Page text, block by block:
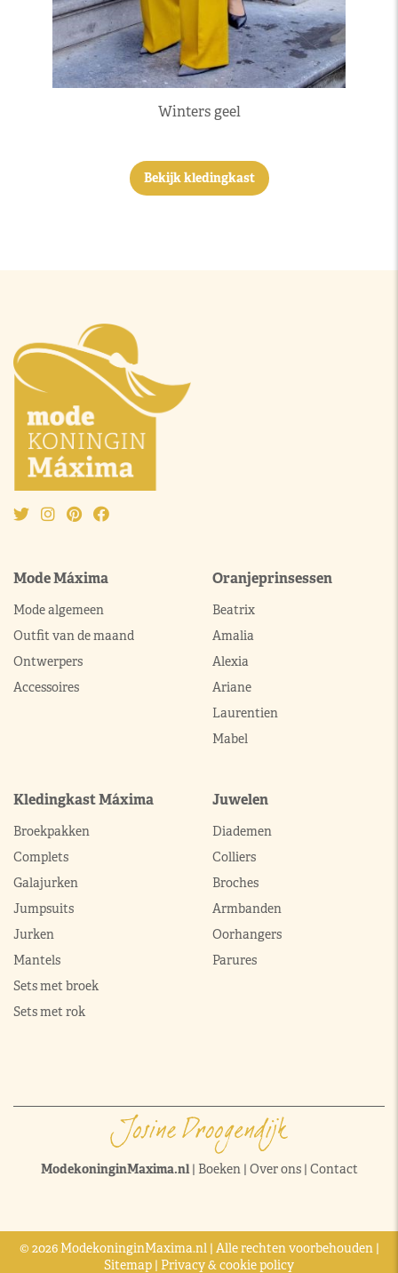
Winters geel
Bekijk kledingkast
Mode Máxima
Mode algemeen
Outfit van de maand
Ontwerpers
Accessoires
Oranjeprinsessen
Beatrix
Amalia
Alexia
Ariane
Laurentien
Mabel
Kledingkast Máxima
Broekpakken
Complets
Galajurken
Jumpsuits
Jurken
Mantels
Sets met broek
Sets met rok
Juwelen
Diademen
Colliers
Broches
Armbanden
Oorhangers
Parures
ModekoninginMaxima.nl| Boeken | Over ons| Contact
© 2026 ModekoninginMaxima.nl | Alle rechten voorbehouden |
Sitemap | Privacy & cookie policy